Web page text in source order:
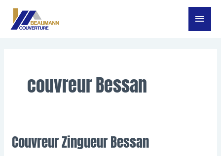
Aller
Menu
couvreur Bessan
Couvreur Zingueur Bessan
Couvreur
Zingueur